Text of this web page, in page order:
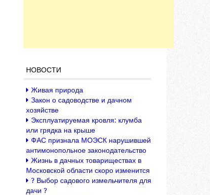
НОВОСТИ
Живая природа
Закон о садоводстве и дачном
хозяйстве
Эксплуатируемая кровля: клумба
или грядка на крыше
ФАС признала МОЭСК нарушившей
антимонопольное законодательство
Жизнь в дачных товариществах в
Московской области скоро изменится
? Выбор садового измельчителя для
дачи ?